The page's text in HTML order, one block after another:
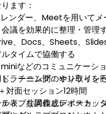
ます：
ンダー、Meetを用いてメ
議を効果的に整理・管理
、Docs、Sheets、
タイムで協働する
などのコミュニケーシ
、チーム間のやり取りを
表、共同作成レポート、
ラーニング：オンライン
対面セッション12時間
ィブな講義とディスカッ